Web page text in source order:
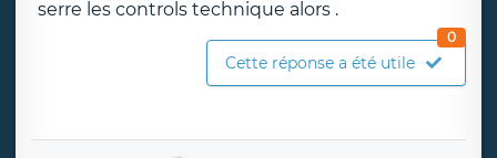
serre les controls technique alors .
Cette réponse a été utile
0